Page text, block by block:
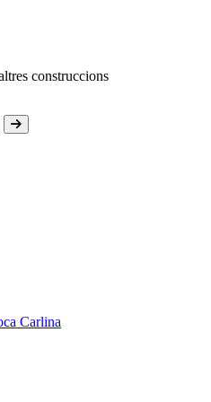
construccions
Carlina